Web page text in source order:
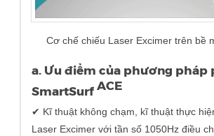
Cơ chế chiếu Laser Excimer trên bề
a. Ưu điểm của phương pháp
SmartSurf ACE
✔ Kĩ thuật không chạm, kĩ thuật thực
Laser Excimer với tần số 1050Hz điều